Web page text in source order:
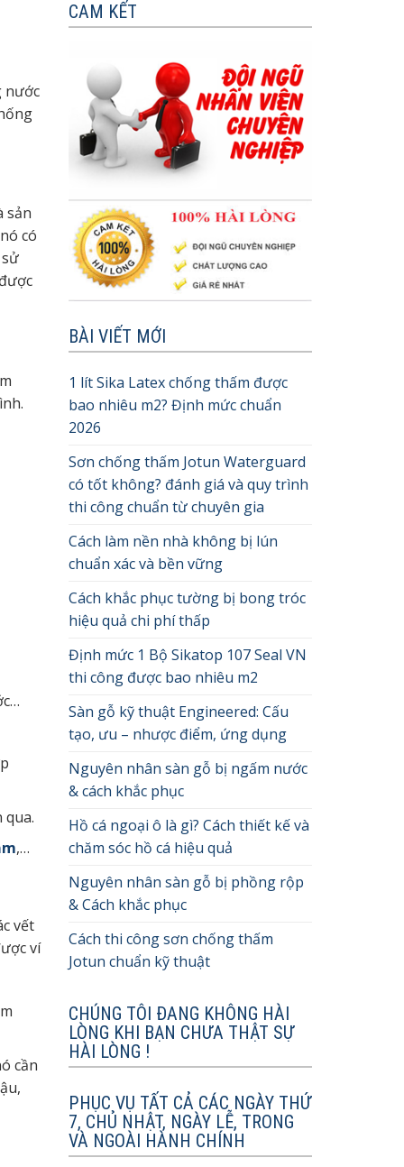
nước
sản
có
qua.
,…
vết
ví
cần
CAM KẾT
BÀI VIẾT MỚI
1 lít Sika Latex chống thấm được
bao nhiêu m2? Định mức chuẩn
2026
Sơn chống thấm Jotun Waterguard
có tốt không? đánh giá và quy trình
thi công chuẩn từ chuyên gia
Cách làm nền nhà không bị lún
chuẩn xác và bền vững
Cách khắc phục tường bị bong tróc
hiệu quả chi phí thấp
Định mức 1 Bộ Sikatop 107 Seal VN
thi công được bao nhiêu m2
Sàn gỗ kỹ thuật Engineered: Cấu
tạo, ưu – nhược điểm, ứng dụng
Nguyên nhân sàn gỗ bị ngấm nước
& cách khắc phục
Hồ cá ngoại ô là gì? Cách thiết kế và
chăm sóc hồ cá hiệu quả
Nguyên nhân sàn gỗ bị phồng rộp
& Cách khắc phục
Cách thi công sơn chống thấm
Jotun chuẩn kỹ thuật
CHÚNG TÔI ĐANG KHÔNG HÀI
LÒNG KHI BẠN CHƯA THẬT SỰ
HÀI LÒNG !
PHỤC VỤ TẤT CẢ CÁC NGÀY THỨ
7, CHỦ NHẬT, NGÀY LỄ, TRONG
VÀ NGOÀI HÀNH CHÍNH